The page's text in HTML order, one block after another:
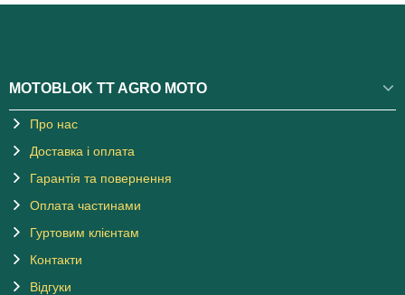
MOTOBLOK TT AGRO MOTO
Про нас
Доставка і оплата
Гарантія та повернення
Оплата частинами
Гуртовим клієнтам
Контакти
Відгуки